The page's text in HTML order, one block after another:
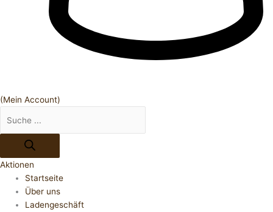
(Mein Account)
Aktionen
Startseite
Über uns
Ladengeschäft